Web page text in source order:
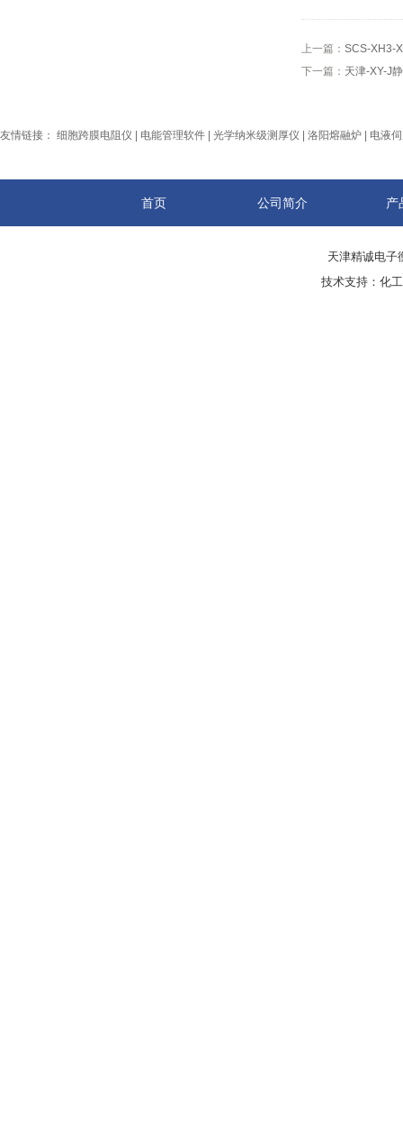
上一篇： SCS-XH3-
下一篇： 天津-XY-J
友情链接： 细胞跨膜电阻仪 电能管理软件 光学纳米级测厚仪 洛阳熔融炉 电液
首页 公司简介 产
天津精诚电
技术支持： 化